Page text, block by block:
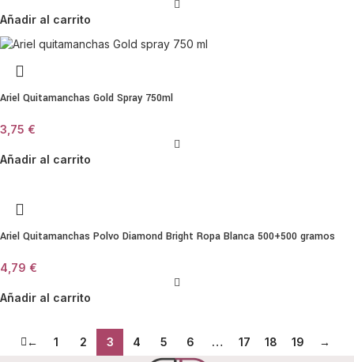
Añadir al carrito
Ariel Quitamanchas Gold Spray 750ml
3,75 €
Añadir al carrito
Ariel Quitamanchas Polvo Diamond Bright Ropa Blanca 500+500 gramos
4,79 €
Añadir al carrito
← 1 2 3 4 5 6 … 17 18 19 →